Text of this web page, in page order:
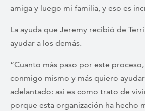
amiga y luego mi familia, y eso es
La ayuda que Jeremy recibió de
ayudar a los demás.
“Cuanto más paso por este
conmigo mismo y más quiero
adelantado: así es como trato de
porque esta organización ha hecho